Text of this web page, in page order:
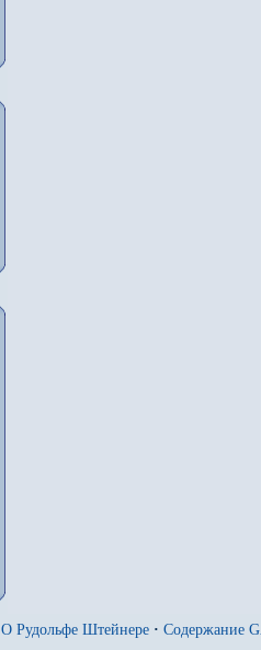
О Рудольфе Штейнере · Содержание